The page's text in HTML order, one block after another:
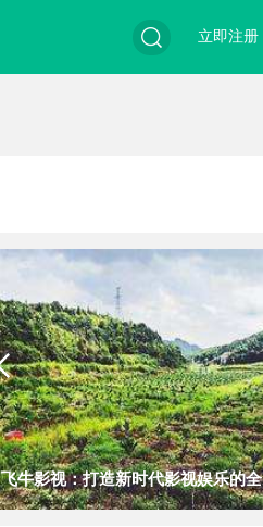
立即注册
飞牛影视：打造新时代影视娱乐的全